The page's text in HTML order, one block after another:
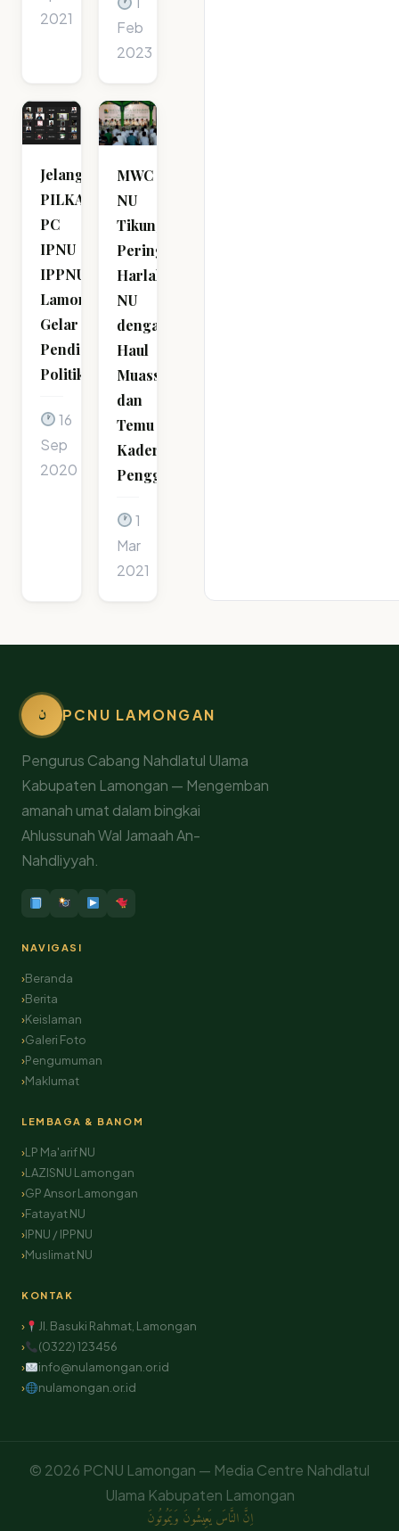
2021
Feb
2023
Jelang
PILKADA,
PC
IPNU
IPPNU
Lamongan
Gelar
Pendidikan
Politik
16
Sep
2020
MWC
NU
Tikung
Peringati
Harlah
NU
dengan
Haul
Muassis
dan
Temu
Kader
Penggerak
1
Mar
2021
ن PCNU LAMONGAN
Pengurus Cabang Nahdlatul Ulama
Kabupaten Lamongan — Mengemban
amanah umat dalam bingkai
Ahlussunah Wal Jamaah An-
Nahdliyyah.
NAVIGASI
Beranda
Berita
Keislaman
Galeri Foto
Pengumuman
Maklumat
LEMBAGA & BANOM
LP Ma'arif NU
LAZISNU Lamongan
GP Ansor Lamongan
Fatayat NU
IPNU / IPPNU
Muslimat NU
KONTAK
Jl. Basuki Rahmat, Lamongan
(0322) 123456
info@nulamongan.or.id
nulamongan.or.id
© 2026 PCNU Lamongan — Media Centre Nahdlatul
Ulama Kabupaten Lamongan
اِنَّ النَّاسَ يَعِيشُونَ وَيَمُوتُونَ